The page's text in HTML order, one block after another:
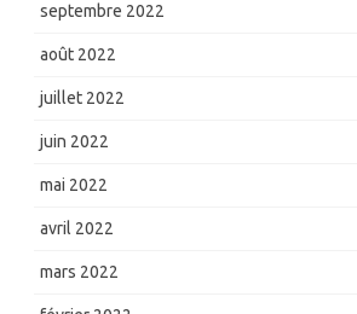
septembre 2022
août 2022
juillet 2022
juin 2022
mai 2022
avril 2022
mars 2022